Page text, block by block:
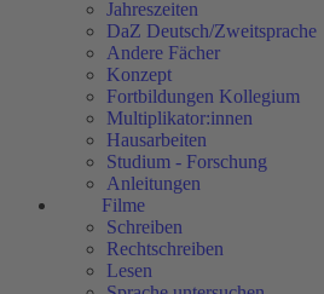
Jahreszeiten
DaZ Deutsch/Zweitsprache
Andere Fächer
Konzept
Fortbildungen Kollegium
Multiplikator:innen
Hausarbeiten
Studium - Forschung
Anleitungen
Filme
Schreiben
Rechtschreiben
Lesen